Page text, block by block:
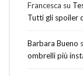
Francesca su
Tutti gli spoiler
Barbara Bueno
ombrelli più